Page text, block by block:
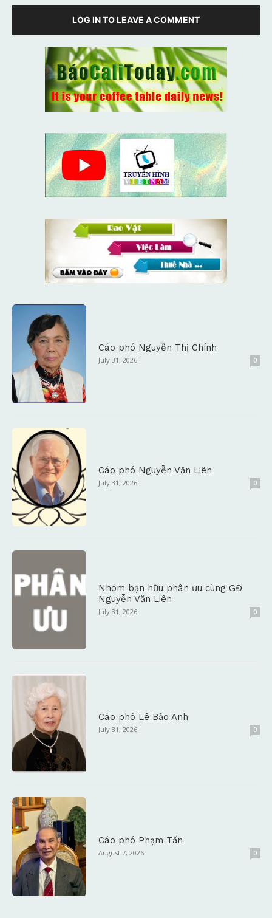
LOG IN TO LEAVE A COMMENT
Cáo phó Nguyễn Thị Chính
July 31, 2026 0
Cáo phó Nguyễn Văn Liên
July 31, 2026 0
Nhóm bạn hữu phân ưu cùng GĐ
Nguyễn Văn Liên
July 31, 2026 0
Cáo phó Lê Bảo Anh
July 31, 2026 0
Cáo phó Phạm Tấn
August 7, 2026 0